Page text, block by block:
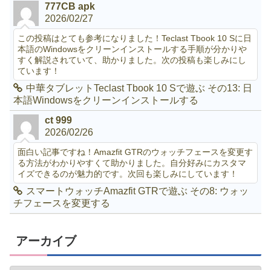
777CB apk
2026/02/27
この投稿はとても参考になりました！Teclast Tbook 10 Sに日
本語のWindowsをクリーンインストールする手順が分かりや
すく解説されていて、助かりました。次の投稿も楽しみにし
ています！
中華タブレットTeclast Tbook 10 Sで遊ぶ その13: 日
本語Windowsをクリーンインストールする
ct 999
2026/02/26
面白い記事ですね！Amazfit GTRのウォッチフェースを変更す
る方法がわかりやすくて助かりました。自分好みにカスタマ
イズできるのが魅力的です。次回も楽しみにしています！
スマートウォッチAmazfit GTRで遊ぶ その8: ウォッ
チフェースを変更する
アーカイブ